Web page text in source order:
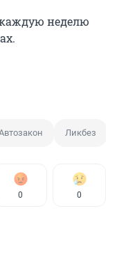
неделю
Ликбез
0 0